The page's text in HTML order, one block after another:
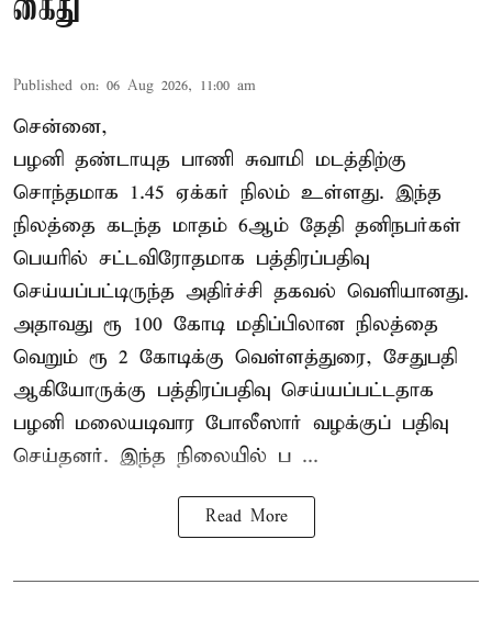
கைது
Published on: 06 Aug 2026, 11:00 am
சென்னை,
பழனி தண்டாயுத பாணி சுவாமி மடத்திற்கு
சொந்தமாக 1.45 ஏக்கர் நிலம் உள்ளது. இந்த
நிலத்தை கடந்த மாதம் 6ஆம் தேதி தனிநபர்கள்
பெயரில் சட்டவிரோதமாக பத்திரப்பதிவு
செய்யப்பட்டிருந்த அதிர்ச்சி தகவல் வெளியானது.
அதாவது ரூ 100 கோடி மதிப்பிலான நிலத்தை
வெறும் ரூ 2 கோடிக்கு வெள்ளத்துரை, சேதுபதி
ஆகியோருக்கு பத்திரப்பதிவு செய்யப்பட்டதாக
பழனி மலையடிவார போலீஸார் வழக்குப் பதிவு
செய்தனர். இந்த நிலையில் ப ...
Read More